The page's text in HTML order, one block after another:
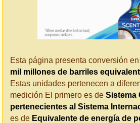
Esta página presenta conversión
mil millones de barriles
Estas unidades pertenecen a
medición El primero es de Sistema
pertenecientes al Sistema
es de Equivalente de energía de